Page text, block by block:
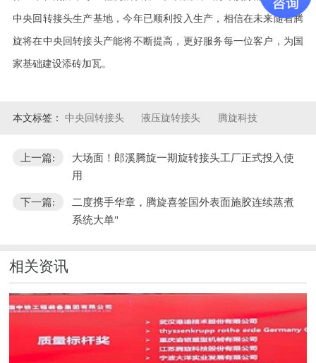
中央回转接头生产基地，今年已顺利投入生产，相信在未来随着腾
旋将在中央回转接头产能将不断提高，更好服务每一位客户，为国
家基础建设添砖加瓦。
本文标签： 中央回转接头 液压旋转接头 腾旋科技
上一篇:
大场面！郎溪腾旋一期旋转接头工厂正式投入使
用
下一篇:
二度携手华章，腾旋喜签国外表面施胶连续蒸煮
系统大单"
相关资讯